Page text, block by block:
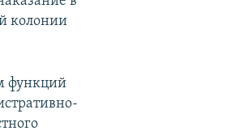
колонии
функций